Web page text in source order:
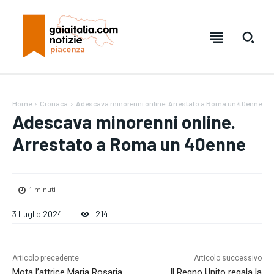
SUBSCRIBE
SUBSCRIBE
Home Cronaca Adescava minorenni online. Arrestato a Roma un 40enne
Adescava minorenni online.
Arrestato a Roma un 40enne
1 minuti
3 Luglio 2024 214
Articolo precedente Articolo successivo